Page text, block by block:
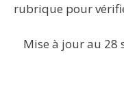
rubrique pour
Mise à jour au 28